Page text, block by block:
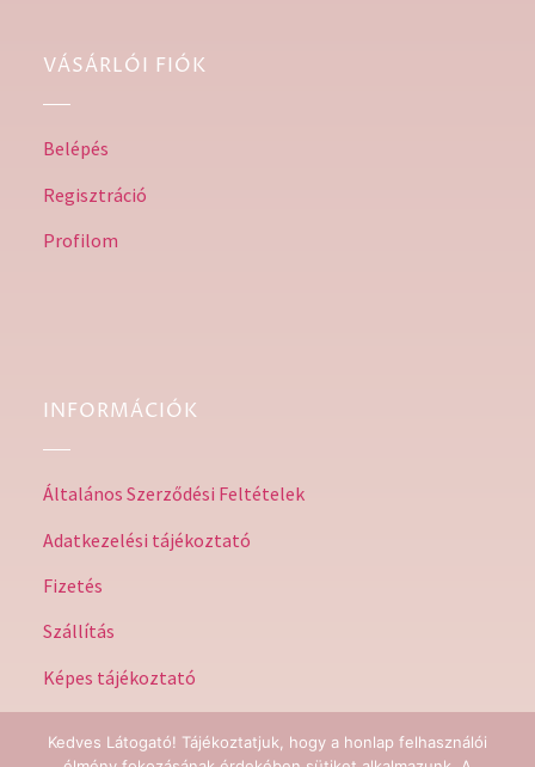
VÁSÁRLÓI FIÓK
Belépés
Regisztráció
Profilom
INFORMÁCIÓK
Általános Szerződési Feltételek
Adatkezelési tájékoztató
Fizetés
Szállítás
Képes tájékoztató
Kedves Látogató! Tájékoztatjuk, hogy a honlap felhasználói